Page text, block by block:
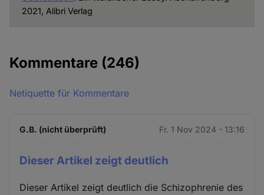
2021, Alibri Verlag
Kommentare (246)
Netiquette für Kommentare
G.B. (nicht überprüft) Fr. 1 Nov 2024 - 13:16
Dieser Artikel zeigt deutlich
Dieser Artikel zeigt deutlich die Schizophrenie des